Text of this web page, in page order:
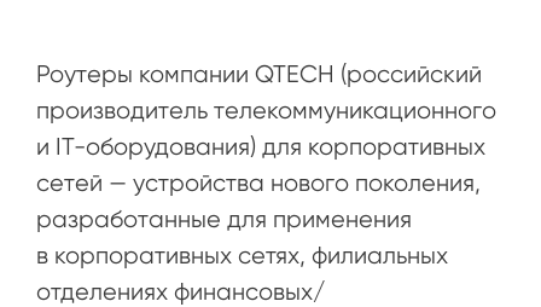
Роутеры компании QTECH (российский
производитель телекоммуникационного
и IT-оборудования) для корпоративных
сетей — устройства нового поколения,
разработанные для применения
в корпоративных сетях, филиальных
отделениях финансовых/